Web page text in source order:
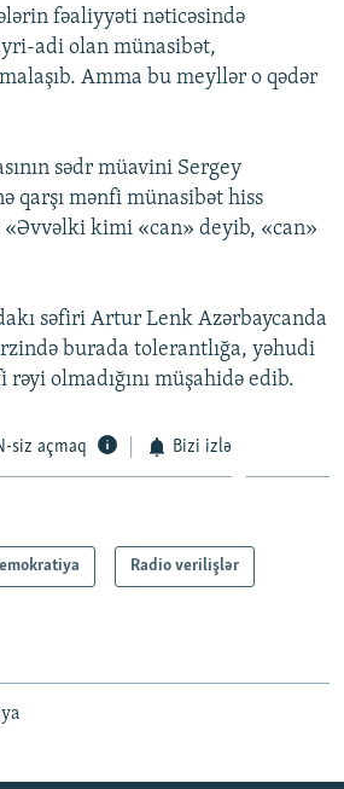
fəaliyyəti nəticəsində
adi olan münasibət,
Amma bu meyllər o qədər
sədr müavini Sergey
qarşı mənfi münasibət hiss
kimi «can» deyib, «can»
səfiri Artur Lenk Azərbaycanda
burada tolerantlığa, yəhudi
rəyi olmadığını müşahidə edib.
siz açmaq Bizi izlə
Radio verilişlər